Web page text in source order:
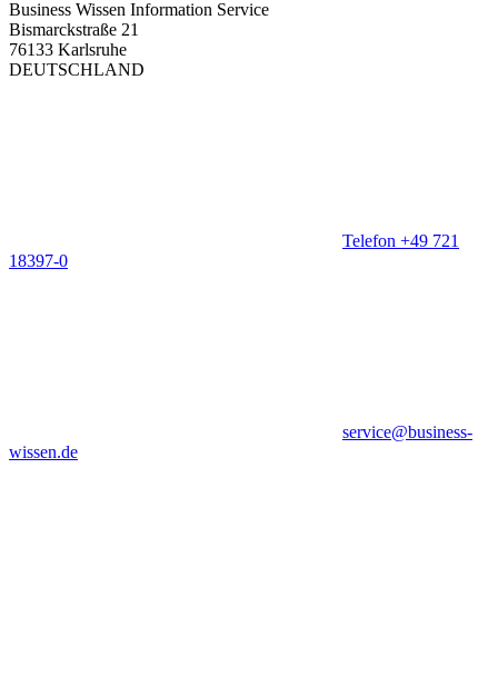
Business Wissen Information Service
Bismarckstraße 21
76133 Karlsruhe
DEUTSCHLAND
Telefon +49 721
18397-0
service@business-
wissen.de